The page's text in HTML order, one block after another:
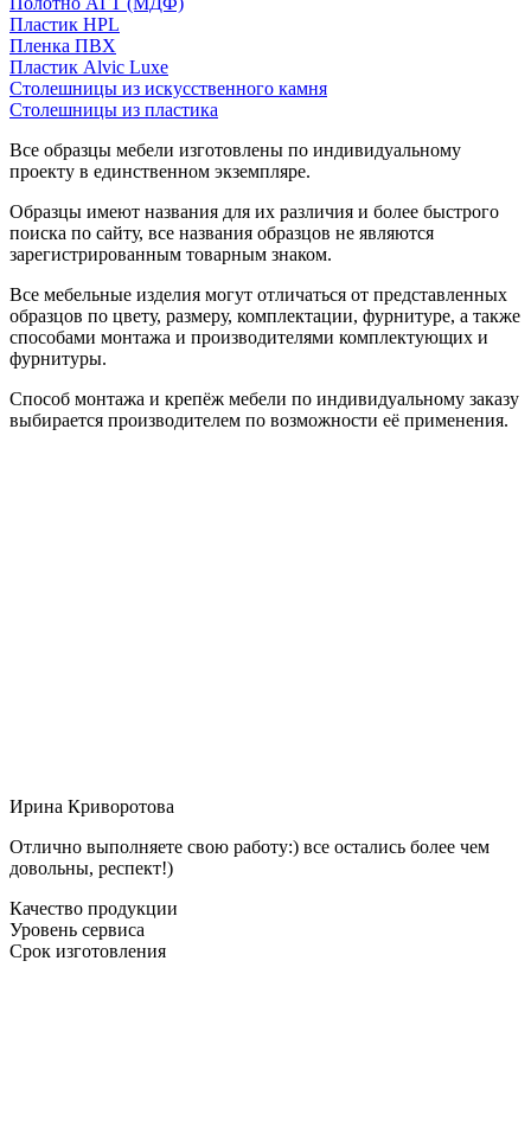
Пластик HPL
Пленка ПВХ
Пластик Alvic Luxe
Столешницы из искусственного камня
Столешницы из пластика
Все образцы мебели изготовлены по индивидуальному
проекту в единственном экземпляре.
Образцы имеют названия для их различия и более быстрого
поиска по сайту, все названия образцов не являются
зарегистрированным товарным знаком.
Все мебельные изделия могут отличаться от представленных
образцов по цвету, размеру, комплектации, фурнитуре, а также
способами монтажа и производителями комплектующих и
фурнитуры.
Способ монтажа и крепёж мебели по индивидуальному заказу
выбирается производителем по возможности её применения.
Ирина Криворотова
Отлично выполняете свою работу:) все остались более чем
довольны, респект!)
Качество продукции
Уровень сервиса
Срок изготовления